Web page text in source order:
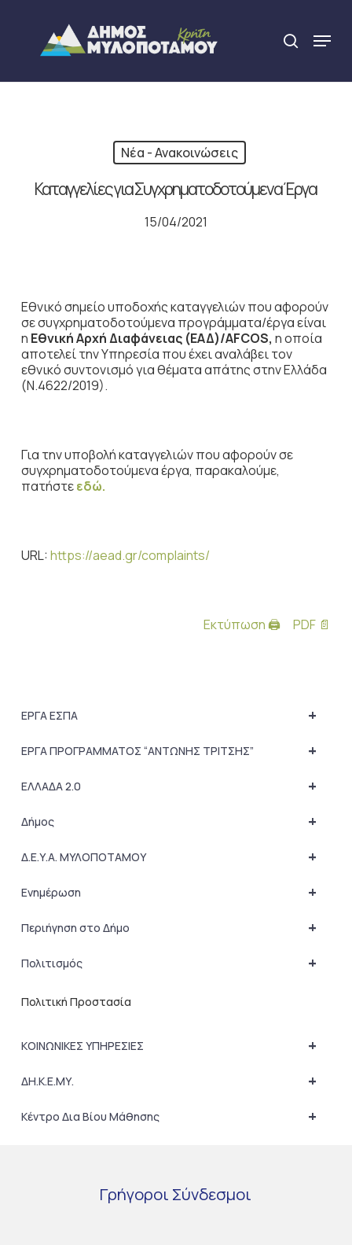
content
search
Menu
Νέα - Ανακοινώσεις
Καταγγελίες για Συγχρηματοδοτούμενα Έργα
15/04/2021
Εθνικό σημείο υποδοχής καταγγελιών που αφορούν
σε συγχρηματοδοτούμενα προγράμματα/έργα είναι
η Εθνική Αρχή Διαφάνειας (ΕΑΔ)/AFCOS, η οποία
αποτελεί την Υπηρεσία που έχει αναλάβει τον
εθνικό συντονισμό για θέματα απάτης στην Ελλάδα
(Ν.4622/2019).
Για την υποβολή καταγγελιών που αφορούν σε
συγχρηματοδοτούμενα έργα, παρακαλούμε,
πατήστεεδώ.
URL:https://aead.gr/complaints/
Εκτύπωση 🖨 PDF 📄
+
ΕΡΓΑ ΕΣΠΑ
+
ΕΡΓΑ ΠΡΟΓΡΑΜΜΑΤΟΣ “ΑΝΤΩΝΗΣ ΤΡΙΤΣΗΣ”
+
ΕΛΛΑΔΑ 2.0
+
Δήμος
+
Δ.Ε.Υ.Α. ΜΥΛΟΠΟΤΑΜΟΥ
+
Ενημέρωση
+
Περιήγηση στο Δήμο
+
Πολιτισμός
Πολιτική Προστασία
+
ΚΟΙΝΩΝΙΚΕΣ ΥΠΗΡΕΣΙΕΣ
+
ΔΗ.Κ.Ε.ΜΥ.
+
Κέντρο Δια Βίου Μάθησης
Γρήγοροι Σύνδεσμοι
Close